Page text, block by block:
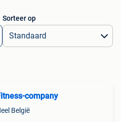
Sorteer op
company
België